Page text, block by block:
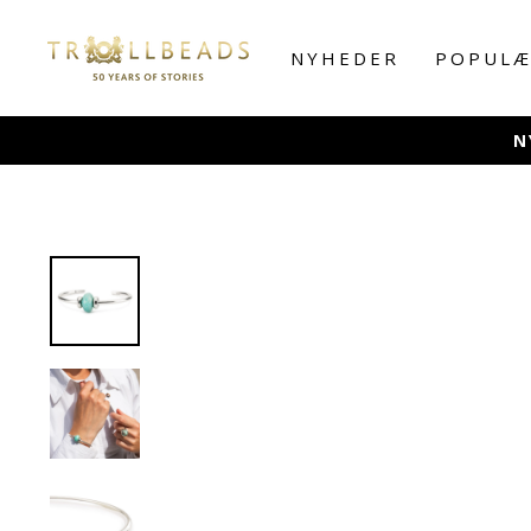
NYHEDER
✨